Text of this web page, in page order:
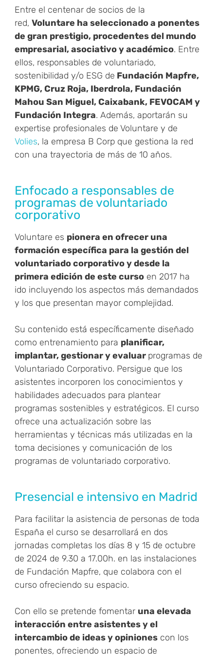
Entre el centenar de socios de la
red, Voluntare ha seleccionado a ponentes
de gran prestigio, procedentes del mundo
empresarial, asociativo y académico. Entre
ellos, responsables de voluntariado,
sostenibilidad y/o ESG de Fundación Mapfre,
KPMG, Cruz Roja, Iberdrola, Fundación
Mahou San Miguel, Caixabank, FEVOCAM y
Fundación Integra. Además, aportarán su
expertise profesionales de Voluntare y de
Volies, la empresa B Corp que gestiona la red
con una trayectoria de más de 10 años.
Enfocado a responsables de
programas de voluntariado
corporativo
Voluntare es pionera en ofrecer una
formación específica para la gestión del
voluntariado corporativo y desde la
primera edición de este curso en 2017 ha
ido incluyendo los aspectos más demandados
y los que presentan mayor complejidad.
Su contenido está específicamente diseñado
como entrenamiento para planificar,
implantar, gestionar y evaluar programas de
Voluntariado Corporativo. Persigue que los
asistentes incorporen los conocimientos y
habilidades adecuados para plantear
programas sostenibles y estratégicos. El curso
ofrece una actualización sobre las
herramientas y técnicas más utilizadas en la
toma decisiones y comunicación de los
programas de voluntariado corporativo.
Presencial e intensivo en Madrid
Para facilitar la asistencia de personas de toda
España el curso se desarrollará en dos
jornadas completas los días 8 y 15 de octubre
de 2024 de 9.30 a 17.00h. en las instalaciones
de Fundación Mapfre, que colabora con el
curso ofreciendo su espacio.
Con ello se pretende fomentar una elevada
interacción entre asistentes y el
intercambio de ideas y opiniones con los
ponentes, ofreciendo un espacio de